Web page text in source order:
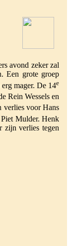
avond zeker zal
Een grote groep
mager. De 14e
Rein Wessels en
verlies voor Hans
Mulder. Henk
zijn verlies tegen